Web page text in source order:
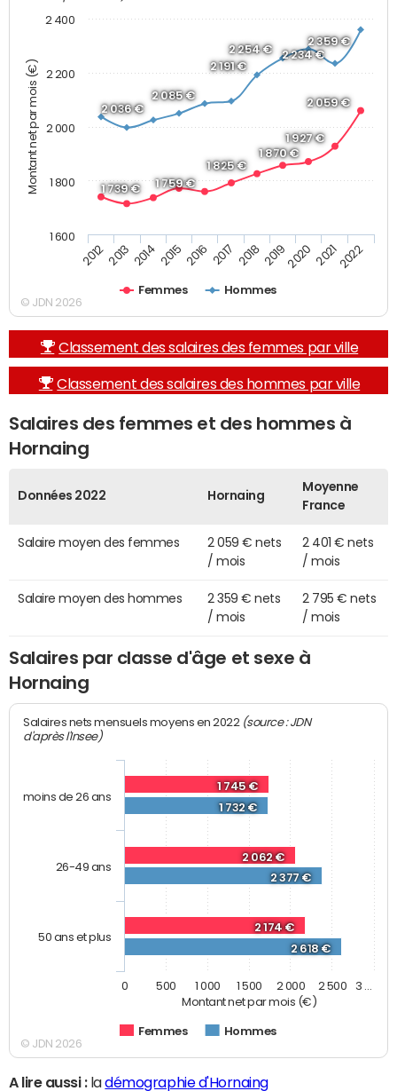
Montant net par mois (€) 1 739 € 1 759 €
1 825 €
1 870 €
1 927 €
2 059 €
2 036 €
2 085 €
2 191 €
2 254 € 2 234 €
2 359 €
Femmes Hommes
2012 2013 2014 2015 2016 2017 2018 20192020 20212022
1 600
1 800
2 000
2 200
2 400
© JDN 2026
Classement des salaires des femmes par ville
Classement des salaires des hommes par ville
Salaires des femmes et des hommes à
Hornaing
Données 2022 Hornaing
Moyenne
France
Salaire moyen des femmes
2 059 € nets
/ mois
2 401 € nets
/ mois
Salaire moyen des hommes
2 359 € nets
/ mois
2 795 € nets
/ mois
Salaires par classe d'âge et sexe à
Hornaing
Montant net par mois (€)
Salaires nets mensuels moyens en 2022 (source : JDN
d'après l'Insee)
1 745 €
2 062 €
2 174 €
1 732 €
2 377 €
2 618 €
Femmes Hommes
moins de 26 ans
26-49 ans
50 ans et plus
0 500 1 000 1 500 2 000 2 500 3 …
© JDN 2026
A lire aussi :ladémographie d'Hornaing